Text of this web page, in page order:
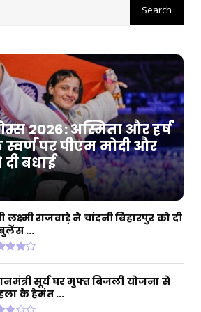
2026: अस्मिता और हर्ष
पर पीएम मोदी और
दी बधाई
लक्ष्मी राजवाड़े ने चांदनी बिहारपुर को दी
...
सूर्य घर मुफ्त बिजली योजना से
के हेमंत ...